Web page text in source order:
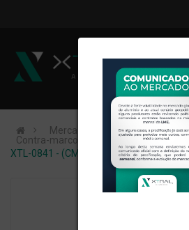
Mercados de Atuação
Contra-marco
XTL-0841 - (CM 060) - PESO LINEAR: